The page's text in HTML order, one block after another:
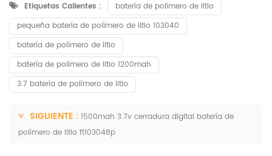
Etiquetas Calientes :
batería de polímero de litio
pequeña batería de polímero de litio 103040
batería de polímero de litio
batería de polímero de litio 1200mah
3.7 batería de polímero de litio
SIGUIENTE : 1500mah 3.7v cerradura digital batería de
polímero de litio ft103048p